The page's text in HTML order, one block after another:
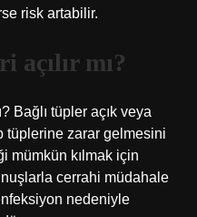
risk artabilir.
açılır mı?
Bağlı tüpler açık veya
tüplerine zarar gelmesini
mümkün kılmak için
cerrahi müdahale
nedeniyle